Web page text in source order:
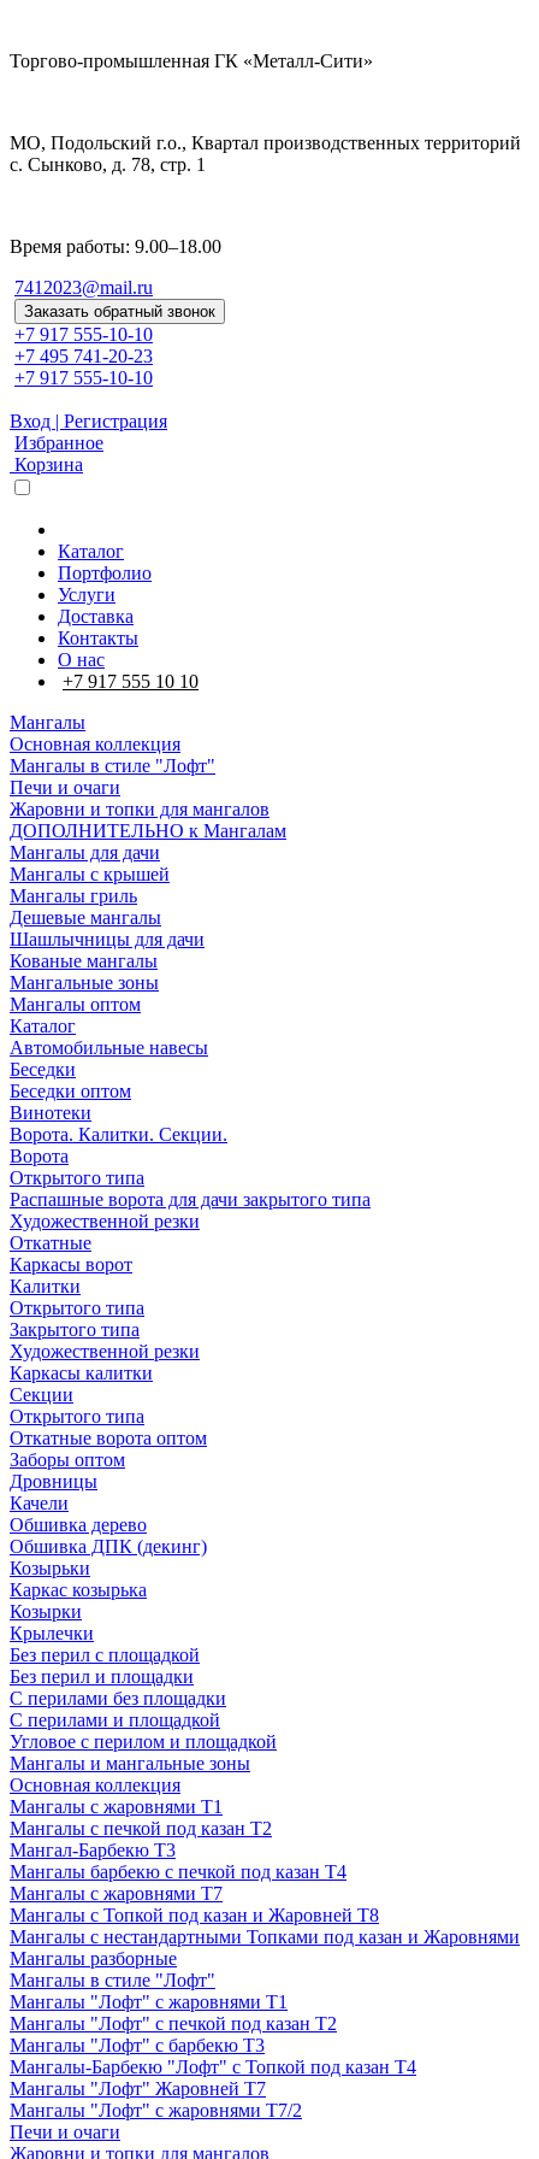
Торгово-промышленная ГК «Металл-Сити»
МО, Подольский г.о., Квартал производственных территорий
с. Сынково, д. 78, стр. 1
Время работы: 9.00–18.00
7412023@mail.ru
Заказать обратный звонок
+7 917 555-10-10
+7 495 741-20-23
+7 917 555-10-10
Вход | Регистрация
Избранное
Корзина
Каталог
Портфолио
Услуги
Доставка
Контакты
О нас
+7 917 555 10 10
Мангалы
Основная коллекция
Мангалы в стиле "Лофт"
Печи и очаги
Жаровни и топки для мангалов
ДОПОЛНИТЕЛЬНО к Мангалам
Мангалы для дачи
Мангалы с крышей
Мангалы гриль
Дешевые мангалы
Шашлычницы для дачи
Кованые мангалы
Мангальные зоны
Мангалы оптом
Каталог
Автомобильные навесы
Беседки
Беседки оптом
Винотеки
Ворота. Калитки. Секции.
Ворота
Открытого типа
Распашные ворота для дачи закрытого типа
Художественной резки
Откатные
Каркасы ворот
Калитки
Открытого типа
Закрытого типа
Художественной резки
Каркасы калитки
Секции
Открытого типа
Откатные ворота оптом
Заборы оптом
Дровницы
Качели
Обшивка дерево
Обшивка ДПК (декинг)
Козырьки
Каркас козырька
Козырки
Крылечки
Без перил с площадкой
Без перил и площадки
С перилами без площадки
С перилами и площадкой
Угловое с перилом и площадкой
Мангалы и мангальные зоны
Основная коллекция
Мангалы с жаровнями Т1
Мангалы с печкой под казан Т2
Мангал-Барбекю Т3
Мангалы барбекю с печкой под казан Т4
Мангалы с жаровнями Т7
Мангалы с Топкой под казан и Жаровней Т8
Мангалы с нестандартными Топками под казан и Жаровнями
Мангалы разборные
Мангалы в стиле "Лофт"
Мангалы "Лофт" с жаровнями Т1
Мангалы "Лофт" с печкой под казан Т2
Мангалы "Лофт" с барбекю Т3
Мангалы-Барбекю "Лофт" с Топкой под казан Т4
Мангалы "Лофт" Жаровней Т7
Мангалы "Лофт" с жаровнями Т7/2
Печи и очаги
Жаровни и топки для мангалов